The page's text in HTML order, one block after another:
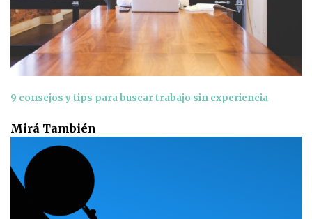
9 consejos y tips para buscar trabajo sin experiencia
Mirá También